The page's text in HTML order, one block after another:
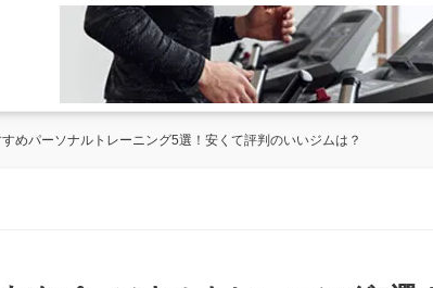
めパーソナルトレーニング5選！安くて評判のいいジムは？